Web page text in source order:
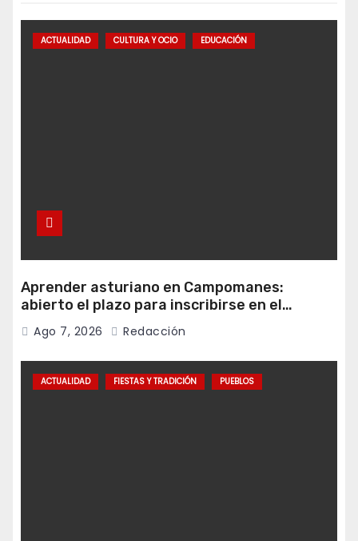
ACTUALIDAD CULTURA Y OCIO EDUCACIÓN
Aprender asturiano en Campomanes:
abierto el plazo para inscribirse en el
programa Falamos
Ago 7, 2026 Redacción
ACTUALIDAD FIESTAS Y TRADICIÓN PUEBLOS